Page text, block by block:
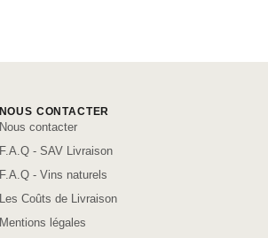
NOUS CONTACTER
Nous contacter
F.A.Q - SAV Livraison
F.A.Q - Vins naturels
Les Coûts de Livraison
Mentions légales